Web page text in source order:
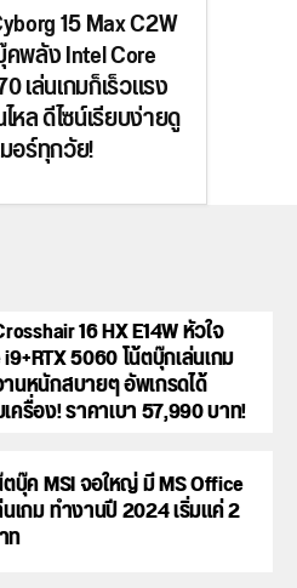
15 Max C2W
คพลัง Intel Core
เล่นเกมก็เร็วแรง
หล ดีไซน์เรียบง่ายดู
อร์ทุกวัย!
16 HX E14W หัวใจ
5060 โน้ตบุ๊กเล่นเกม
นหนักสบายๆ อัพเกรดได้
ครื่อง! ราคาเบา 57,990 บาท!
บุ๊ค MSI จอใหญ่ มี MS Office
เกม ทำงานปี 2024 เริ่มแค่ 2
ท